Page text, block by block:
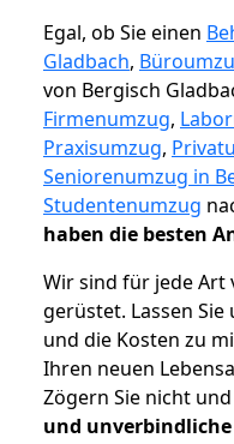
Egal, ob Sie einen
Gladbach,
von Bergisch
Firmenumzug,
Praxisumzug,
Seniorenumzug in
Studentenumzug
haben die besten
Wir sind für jede Art
gerüstet. Lassen
und die Kosten zu
Ihren neuen
Zögern Sie nicht
und